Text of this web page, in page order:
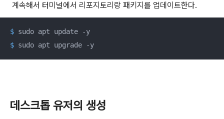
계속해서 터미널에서 리포지토리랑 패키지를 업데이트한다.
$ sudo apt update -y
$ sudo apt upgrade -y
데스크톱 유저의 생성